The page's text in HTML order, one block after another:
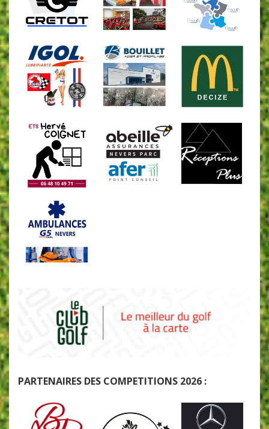
PARTENAIRES DES COMPETITIONS 2026 :